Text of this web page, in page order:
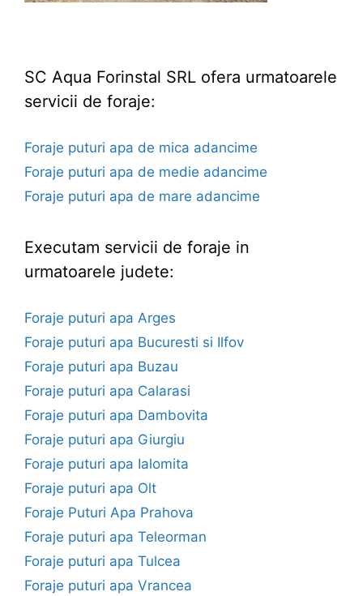
SC Aqua Forinstal SRL ofera urmatoarele
servicii de foraje:
Foraje puturi apa de mica adancime
Foraje puturi apa de medie adancime
Foraje puturi apa de mare adancime
Executam servicii de foraje in
urmatoarele judete:
Foraje puturi apa Arges
Foraje puturi apa Bucuresti si Ilfov
Foraje puturi apa Buzau
Foraje puturi apa Calarasi
Foraje puturi apa Dambovita
Foraje puturi apa Giurgiu
Foraje puturi apa Ialomita
Foraje puturi apa Olt
Foraje Puturi Apa Prahova
Foraje puturi apa Teleorman
Foraje puturi apa Tulcea
Foraje puturi apa Vrancea